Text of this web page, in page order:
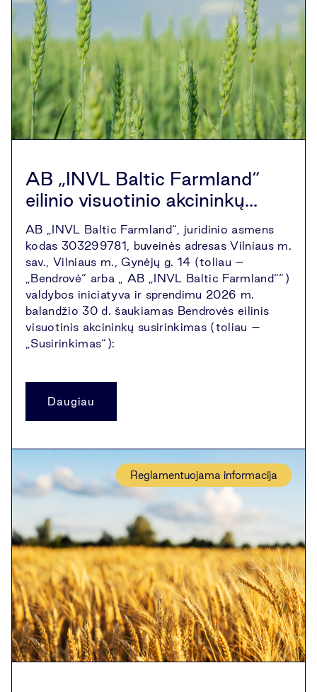
AB „INVL Baltic Farmland“
eilinio visuotinio akcininkų...
AB „INVL Baltic Farmland“, juridinio asmens
kodas 303299781, buveinės adresas Vilniaus m.
sav., Vilniaus m., Gynėjų g. 14 (toliau –
„Bendrovė“ arba „ AB „INVL Baltic Farmland““)
valdybos iniciatyva ir sprendimu 2026 m.
balandžio 30 d. šaukiamas Bendrovės eilinis
visuotinis akcininkų susirinkimas (toliau –
„Susirinkimas“):
Daugiau
Reglamentuojama informacija